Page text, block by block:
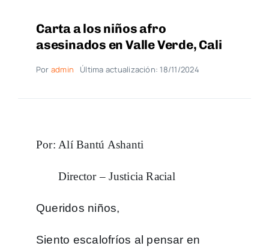
Carta a los niños afro
asesinados en Valle Verde, Cali
Por admin Última actualización: 18/11/2024
Por: Alí Bantú Ashanti
Director – Justicia Racial
Queridos niños,
Siento escalofríos al pensar en